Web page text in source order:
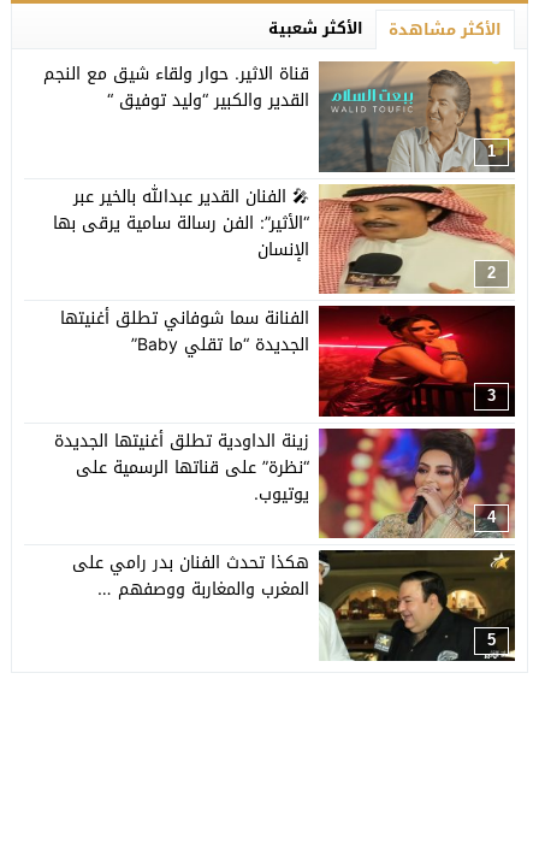
الأكثر مشاهدة الأكثر شعبية
1
قناة الاثير. حوار ولقاء شيق مع النجم
القدير والكبير “وليد توفيق “
2
🎤 الفنان القدير عبدالله بالخير عبر
“الأثير”: الفن رسالة سامية يرقى بها
الإنسان
3
الفنانة سما شوفاني تطلق أغنيتها
الجديدة “ما تقلي Baby”
4
زينة الداودية تطلق أغنيتها الجديدة
“نظرة” على قناتها الرسمية على
يوتيوب.
5
هكذا تحدث الفنان بدر رامي على
المغرب والمغاربة ووصفهم …